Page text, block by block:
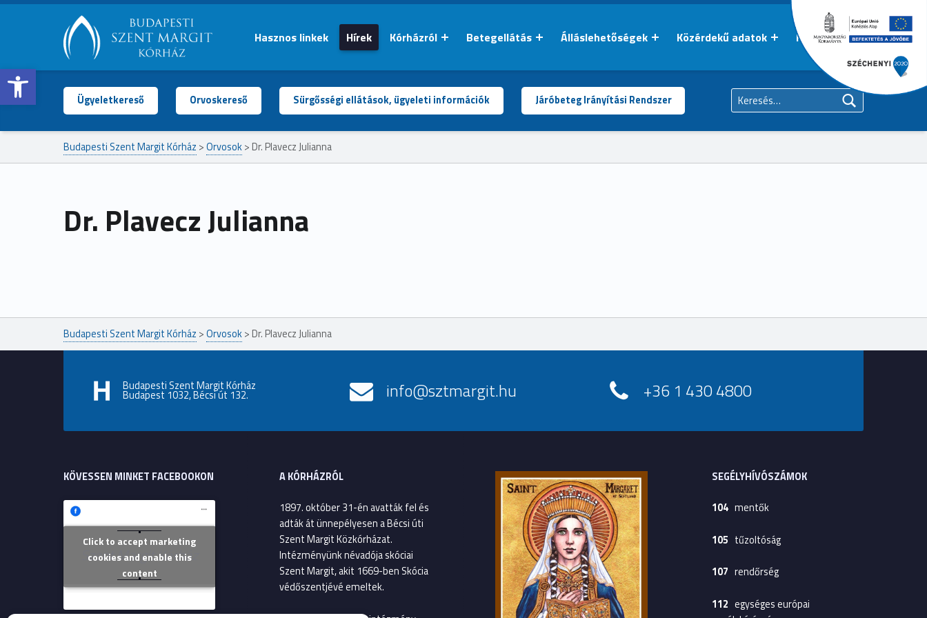
Open toolbar BUDAPESTI
SZENT
MARGIT
KÓRHÁZ
Hasznos linkek Hírek Kórházról Betegellátás Álláslehetőségek Közérdekű adatok Kapcsolat
Ügyeletkereső Orvoskereső Sürgősségi ellátások, ügyeleti információk Járóbeteg Irányítási Rendszer
Budapesti Szent Margit Kórház >Orvosok> Dr. Plavecz Julianna
Dr. Plavecz Julianna
Budapesti Szent Margit Kórház >Orvosok> Dr. Plavecz Julianna
Budapesti Szent Margit Kórház
Budapest 1032, Bécsi út 132. info@sztmargit.hu +36 1 430 4800
KÖVESSEN MINKET FACEBOOKON
Szent Margit Kórház
Click to accept marketing
cookies and enable this
content
A KÓRHÁZRÓL
1897. október 31-én avatták fel és
adták át ünnepélyesen a Bécsi úti
Szent Margit Közkórházat.
Intézményünk névadója skóciai
Szent Margit, akit 1669-ben Skócia
védőszentjévé emeltek.
SEGÉLYHÍVÓSZÁMOK
104mentők
105 tűzoltóság
107 rendőrség
112 egységes európai